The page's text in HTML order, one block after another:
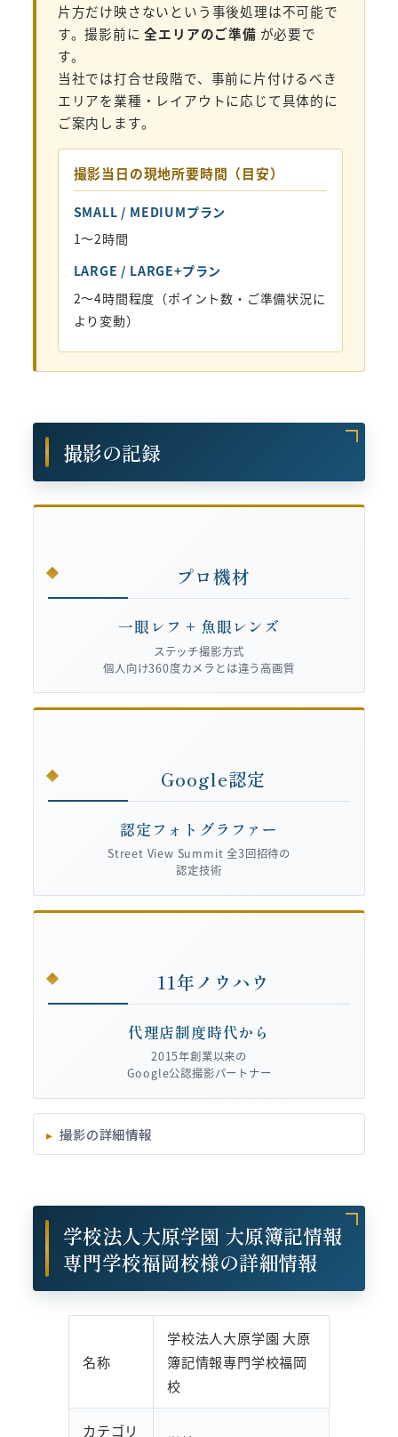
片方だけ映さないという事後処理は不可能で
す。撮影前に全エリアのご準備 が必要で
す。
当社では打合せ段階で、事前に片付けるべき
エリアを業種・レイアウトに応じて具体的に
ご案内します。
撮影当日の現地所要時間（目安）
SMALL / MEDIUMプラン
1〜2時間
LARGE / LARGE+プラン
2〜4時間程度（ポイント数・ご準備状況に
より変動）
撮影の記録
プロ機材
一眼レフ + 魚眼レンズ
ステッチ撮影方式
個人向け360度カメラとは違う高画質
Google認定
認定フォトグラファー
Street View Summit 全3回招待の
認定技術
11年ノウハウ
代理店制度時代から
2015年創業以来の
Google公認撮影パートナー
撮影の詳細情報
学校法人大原学園 大原簿記情報
専門学校福岡校様の詳細情報
名称
学校法人大原学園 大原
簿記情報専門学校福岡
校
カテゴリ